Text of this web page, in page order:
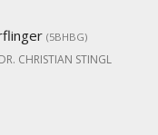
(5BHBG)
CHRISTIAN STINGL